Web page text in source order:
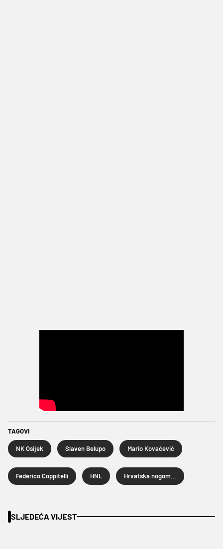
TAGOVI
NK Osijek Slaven Belupo Mario Kovačević
Federico Coppitelli HNL
SLJEDEĆA VIJEST